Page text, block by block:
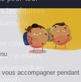
les équipes
client obtenu à
: e-mails,
en